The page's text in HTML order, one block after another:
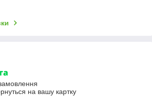
на вашу картку